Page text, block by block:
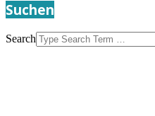
Suchen
Search